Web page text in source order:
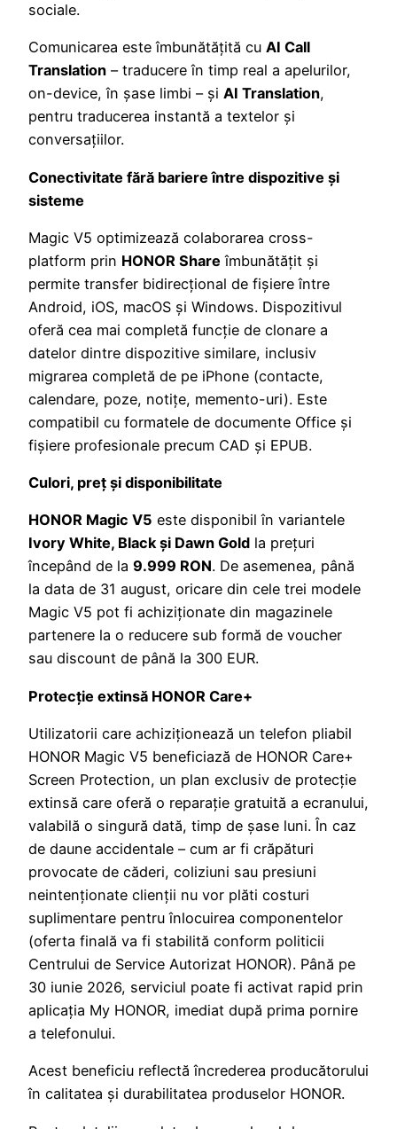
sociale.
Comunicarea este îmbunătățită cu AI Call
Translation – traducere în timp real a apelurilor,
on-device, în șase limbi – și AI Translation,
pentru traducerea instantă a textelor și
conversațiilor.
Conectivitate fără bariere între dispozitive și
sisteme
Magic V5 optimizează colaborarea cross-
platform prin HONOR Share îmbunătățit și
permite transfer bidirecțional de fișiere între
Android, iOS, macOS și Windows. Dispozitivul
oferă cea mai completă funcție de clonare a
datelor dintre dispozitive similare, inclusiv
migrarea completă de pe iPhone (contacte,
calendare, poze, notițe, memento-uri). Este
compatibil cu formatele de documente Office și
fișiere profesionale precum CAD și EPUB.
Culori, preț și disponibilitate
HONOR Magic V5 este disponibil în variantele
Ivory White, Black și Dawn Gold la prețuri
începând de la 9.999 RON. De asemenea, până
la data de 31 august, oricare din cele trei modele
Magic V5 pot fi achiziționate din magazinele
partenere la o reducere sub formă de voucher
sau discount de până la 300 EUR.
Protecție extinsă HONOR Care+
Utilizatorii care achiziționează un telefon pliabil
HONOR Magic V5 beneficiază de HONOR Care+
Screen Protection, un plan exclusiv de protecție
extinsă care oferă o reparație gratuită a ecranului,
valabilă o singură dată, timp de șase luni. În caz
de daune accidentale – cum ar fi crăpături
provocate de căderi, coliziuni sau presiuni
neintenționate clienții nu vor plăti costuri
suplimentare pentru înlocuirea componentelor
(oferta finală va fi stabilită conform politicii
Centrului de Service Autorizat HONOR). Până pe
30 iunie 2026, serviciul poate fi activat rapid prin
aplicația My HONOR, imediat după prima pornire
a telefonului.
Acest beneficiu reflectă încrederea producătorului
în calitatea și durabilitatea produselor HONOR.